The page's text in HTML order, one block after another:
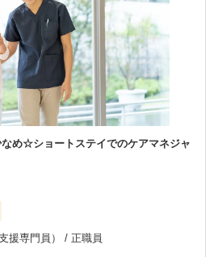
なめ☆ショートステイでのケアマネジャ
援専門員） / 正職員